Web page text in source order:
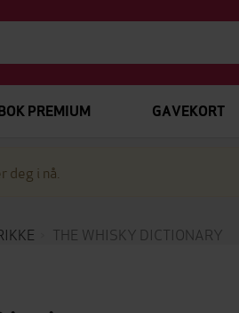
PREMIUM GAVEKORT
i nå.
THE WHISKY DICTIONARY